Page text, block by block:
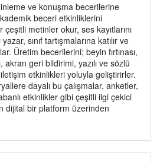
ve konuşma becerilerine
beceri etkinliklerini
metinler okur, ses kayıtlarını
sınıf tartışmalarına katılır ve
Üretim becerilerini; beyin fırtınası,
akran geri bildirimi, yazılı ve sözlü
etkinlikleri yoluyla geliştirirler.
dayalı bu çalışmalar, anketler,
etkinlikler gibi çeşitli ilgi çekici
dijital bir platform üzerinden